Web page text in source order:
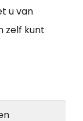
u van
zelf kunt